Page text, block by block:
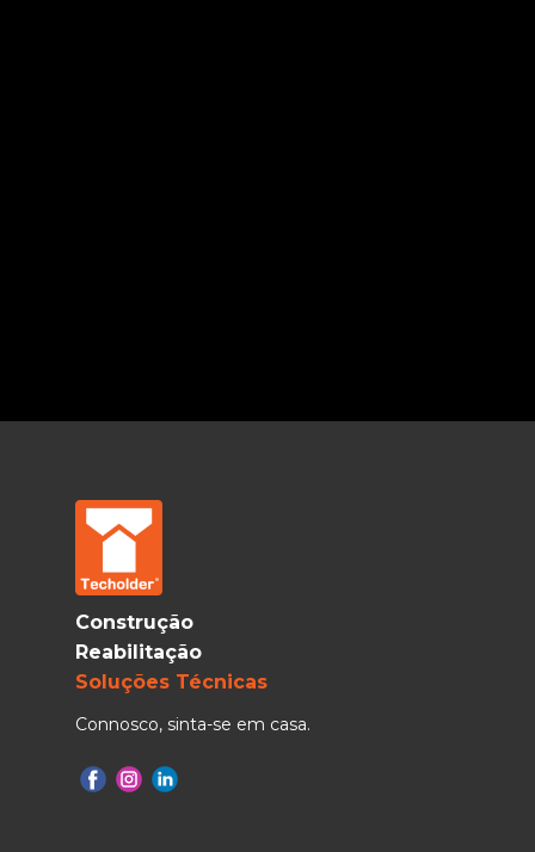
Construção
Reabilitação
Soluções Técnicas
Connosco, sinta-se em casa.